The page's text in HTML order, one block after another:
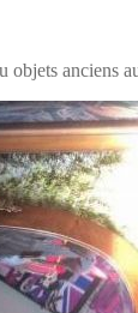
anciens